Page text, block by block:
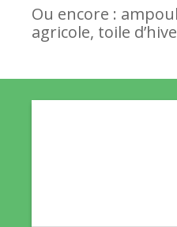
Ou encore :
agricole, toile